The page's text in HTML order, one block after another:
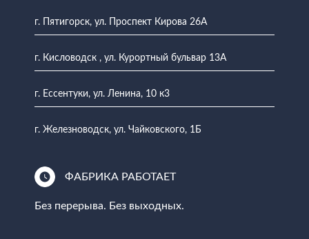
г. Пятигорск, ул. Проспект Кирова 26А
г. Кисловодск , ул. Курортный бульвар 13А
г. Ессентуки, ул. Ленина, 10 к3
г. Железноводск, ул. Чайковского, 1Б
ФАБРИКА РАБОТАЕТ
Без перерыва. Без выходных.